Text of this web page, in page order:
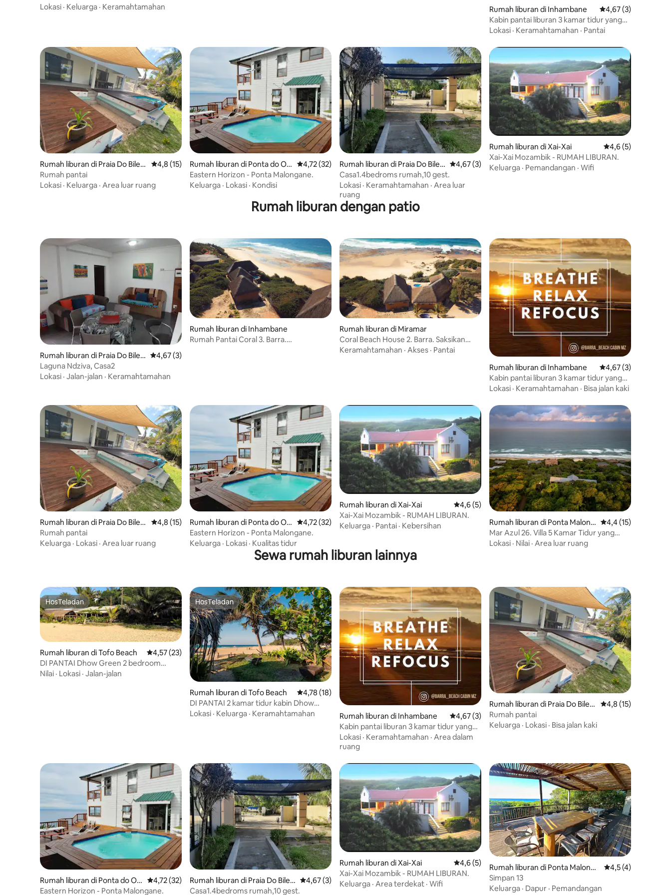
dengan AC
Lokasi · Keluarga · Keramahtamahan Rumah liburan di Inhambane Nilai rata-rata 4,67
4,67 (3)
Kabin pantai liburan 3 kamar tidur yang
menyenangkan.
Lokasi · Keramahtamahan · Pantai
Rumah liburan di Praia Do Bilen
e
Nilai rata-rata 4,8 dari 5, 15 ulasan
4,8 (15)
Rumah pantai
Lokasi · Keluarga · Area luar ruang
Rumah liburan di Ponta do Ou
ro
Nilai rata-rata 4,72 dari 5, 32 ulasan
4,72 (32)
Eastern Horizon - Ponta Malongane.
Keluarga · Lokasi · Kondisi
Rumah liburan di Praia Do Bilen
e
Nilai rata-rata 4,67 dari 5, 3 ulasan
4,67 (3)
Casa1.4bedroms rumah,10 gest.
Lokasi · Keramahtamahan · Area luar
ruang
Rumah liburan di Xai-Xai Nilai rata-rata 4,6
4,6 (5)
Xai-Xai Mozambik - RUMAH LIBURAN.
Keluarga · Pemandangan · Wifi
Rumah liburan dengan patio
Rumah liburan di Praia Do Bilen
e
Nilai rata-rata 4,67 dari 5, 3 ulasan
4,67 (3)
Laguna Ndziva, Casa2
Lokasi · Jalan-jalan · Keramahtamahan
Rumah liburan di Inhambane
Rumah Pantai Coral 3. Barra.
Rumah liburan di Miramar
Coral Beach House 2. Barra. Saksikan
Whales Play
Keramahtamahan · Akses · Pantai
Rumah liburan di Inhambane
Nilai rata-rata 4,67
4,67 (3)
Kabin pantai liburan 3 kamar tidur yang
menyenangkan.
Lokasi · Keramahtamahan · Bisa jalan kaki
Rumah liburan di Praia Do Bilen
e
Nilai rata-rata 4,8 dari 5, 15 ulasan
4,8 (15)
Rumah pantai
Keluarga · Lokasi · Area luar ruang
Rumah liburan di Ponta do Ou
ro
Nilai rata-rata 4,72 dari 5, 32 ulasan
4,72 (32)
Eastern Horizon - Ponta Malongane.
Keluarga · Lokasi · Kualitas tidur
Rumah liburan di Xai-Xai Nilai rata-rata 4,6 dari 5, 5 ulasan
4,6 (5)
Xai-Xai Mozambik - RUMAH LIBURAN.
Keluarga · Pantai · Kebersihan
Rumah liburan di Ponta Malong
ane
Nilai rata-rata 4,4
4,4 (15)
Mar Azul 26. Villa 5 Kamar Tidur yang
Menyenangkan di Malongane
Lokasi · Nilai · Area luar ruang
Sewa rumah liburan lainnya
HosTeladan
HosTeladan
Rumah liburan di Tofo Beach Nilai rata-rata 4,57 dari 5, 23 ulasan
4,57 (23)
DI PANTAI Dhow Green 2 bedroom
cottage AC
Nilai · Lokasi · Jalan-jalan
HosTeladan
HosTeladan
Rumah liburan di Tofo Beach Nilai rata-rata 4,78 dari 5, 18 ulasan
4,78 (18)
DI PANTAI 2 kamar tidur kabin Dhow
dengan AC
Lokasi · Keluarga · Keramahtamahan Rumah liburan di Inhambane Nilai rata-rata 4,67 dari 5, 3 ulasan
4,67 (3)
Kabin pantai liburan 3 kamar tidur yang
menyenangkan.
Lokasi · Keramahtamahan · Area dalam
ruang
Rumah liburan di Praia Do Bilen
e
Nilai rata-rata 4,8
4,8 (15)
Rumah pantai
Keluarga · Lokasi · Bisa jalan kaki
Rumah liburan di Ponta do Ou
ro
Nilai rata-rata 4,72 dari 5, 32 ulasan
4,72 (32)
Eastern Horizon - Ponta Malongane.
Rumah liburan di Praia Do Bilen
e
Nilai rata-rata 4,67 dari 5, 3 ulasan
4,67 (3)
Casa1.4bedroms rumah,10 gest.
Rumah liburan di Xai-Xai Nilai rata-rata 4,6 dari 5, 5 ulasan
4,6 (5)
Xai-Xai Mozambik - RUMAH LIBURAN.
Keluarga · Area terdekat · Wifi
Rumah liburan di Ponta Malonga
ne
Nilai rata-rata 4,5
4,5 (4)
Simpan 13
Keluarga · Dapur · Pemandangan